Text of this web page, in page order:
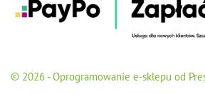
© 2026 - Oprogramowanie e-sklepu od